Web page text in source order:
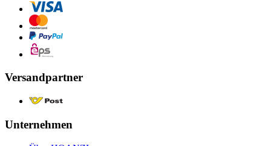
Versandpartner
Unternehmen